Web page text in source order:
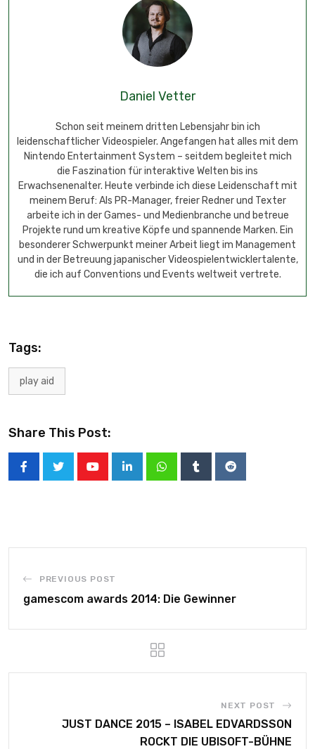
Daniel Vetter
Schon seit meinem dritten Lebensjahr bin ich
leidenschaftlicher Videospieler. Angefangen hat alles mit dem
Nintendo Entertainment System – seitdem begleitet mich
die Faszination für interaktive Welten bis ins
Erwachsenenalter. Heute verbinde ich diese Leidenschaft mit
meinem Beruf: Als PR-Manager, freier Redner und Texter
arbeite ich in der Games- und Medienbranche und betreue
Projekte rund um kreative Köpfe und spannende Marken. Ein
besonderer Schwerpunkt meiner Arbeit liegt im Management
und in der Betreuung japanischer Videospielentwicklertalente,
die ich auf Conventions und Events weltweit vertrete.
Tags:
play aid
Share This Post:
PREVIOUS POST
gamescom awards 2014: Die Gewinner
NEXT POST
JUST DANCE 2015 – ISABEL EDVARDSSON
ROCKT DIE UBISOFT-BÜHNE